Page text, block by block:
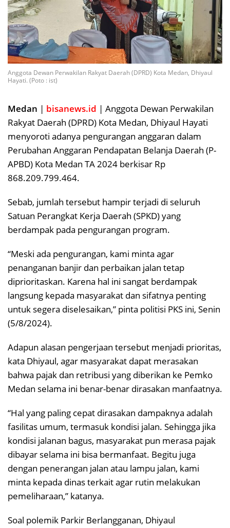
Anggota Dewan Perwakilan Rakyat Daerah (DPRD) Kota Medan, Dhiyaul
Hayati. (Poto : ist)
Medan | bisanews.id | Anggota Dewan Perwakilan
Rakyat Daerah (DPRD) Kota Medan, Dhiyaul Hayati
menyoroti adanya pengurangan anggaran dalam
Perubahan Anggaran Pendapatan Belanja Daerah (P-
APBD) Kota Medan TA 2024 berkisar Rp
868.209.799.464.
Sebab, jumlah tersebut hampir terjadi di seluruh
Satuan Perangkat Kerja Daerah (SPKD) yang
berdampak pada pengurangan program.
“Meski ada pengurangan, kami minta agar
penanganan banjir dan perbaikan jalan tetap
diprioritaskan. Karena hal ini sangat berdampak
langsung kepada masyarakat dan sifatnya penting
untuk segera diselesaikan,” pinta politisi PKS ini, Senin
(5/8/2024).
Adapun alasan pengerjaan tersebut menjadi prioritas,
kata Dhiyaul, agar masyarakat dapat merasakan
bahwa pajak dan retribusi yang diberikan ke Pemko
Medan selama ini benar-benar dirasakan manfaatnya.
“Hal yang paling cepat dirasakan dampaknya adalah
fasilitas umum, termasuk kondisi jalan. Sehingga jika
kondisi jalanan bagus, masyarakat pun merasa pajak
dibayar selama ini bisa bermanfaat. Begitu juga
dengan penerangan jalan atau lampu jalan, kami
minta kepada dinas terkait agar rutin melakukan
pemeliharaan,” katanya.
Soal polemik Parkir Berlangganan, Dhiyaul